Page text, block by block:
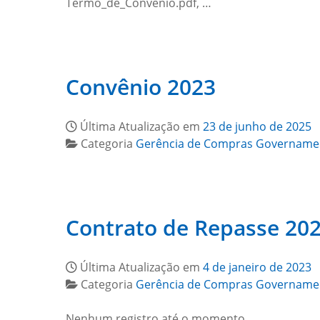
Convênio 2023
Última Atualização em 23 de junho de 2025
Categoria Gerência de Compras
Contrato de Repasse
Última Atualização em 4 de janeiro de 2023
Categoria Gerência de Compras